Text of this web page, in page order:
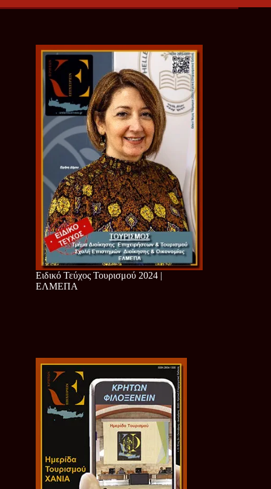
Ειδικό Τεύχος Τουρισμού 2024 |
ΕΛΜΕΠΑ